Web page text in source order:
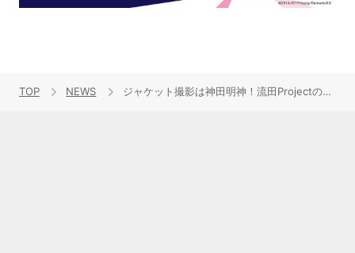
TOP NEWS ジャケット撮影は神田明神！流田Projectの4年ぶりのカバーアルバムは全曲「ラブライブ！」のスペシャル企画！